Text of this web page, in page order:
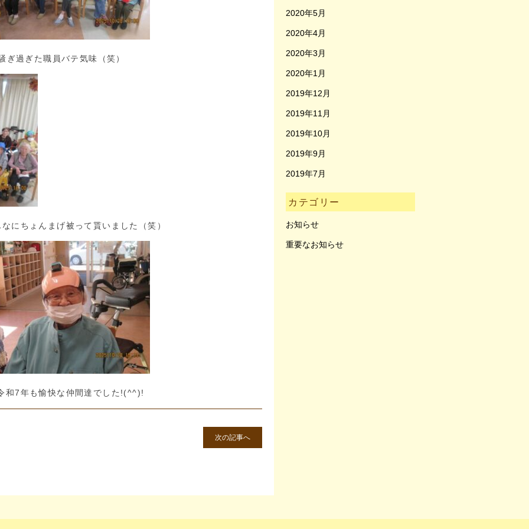
ぎ過ぎた職員バテ気味（笑）
にちょんまげ被って貰いました（笑）
和7年も愉快な仲間達でした!(^^)!
次の記事へ
2020年5月
2020年4月
2020年3月
2020年1月
2019年12月
2019年11月
2019年10月
2019年9月
2019年7月
カテゴリー
お知らせ
重要なお知らせ